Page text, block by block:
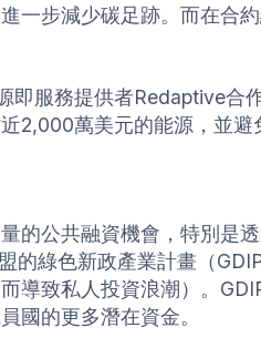
一步減少碳足跡。而在合
即服務提供者Redaptive合
2,000萬美元的能源，並
的公共融資機會，特別是
的綠色新政產業計畫（
導致私人投資浪潮）。
國的更多潛在資金。